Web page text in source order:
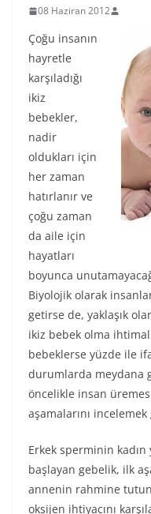
08 Haziran 2012
Çoğu insanın
hayretle
karşıladığı
ikiz
bebekler,
nadir
oldukları için
her zaman
hatırlanır ve
çoğu zaman
da aile için
hayatları
boyunca
Biyolojik olarak
getirse de, yaklaşık
ikiz bebek olma
bebeklerse yüzde ile
durumlarda meydana
öncelikle insan
aşamalarını
Erkek sperminin kadın
başlayan gebelik, ilk
annenin rahmine
oksijen ihtiyacını